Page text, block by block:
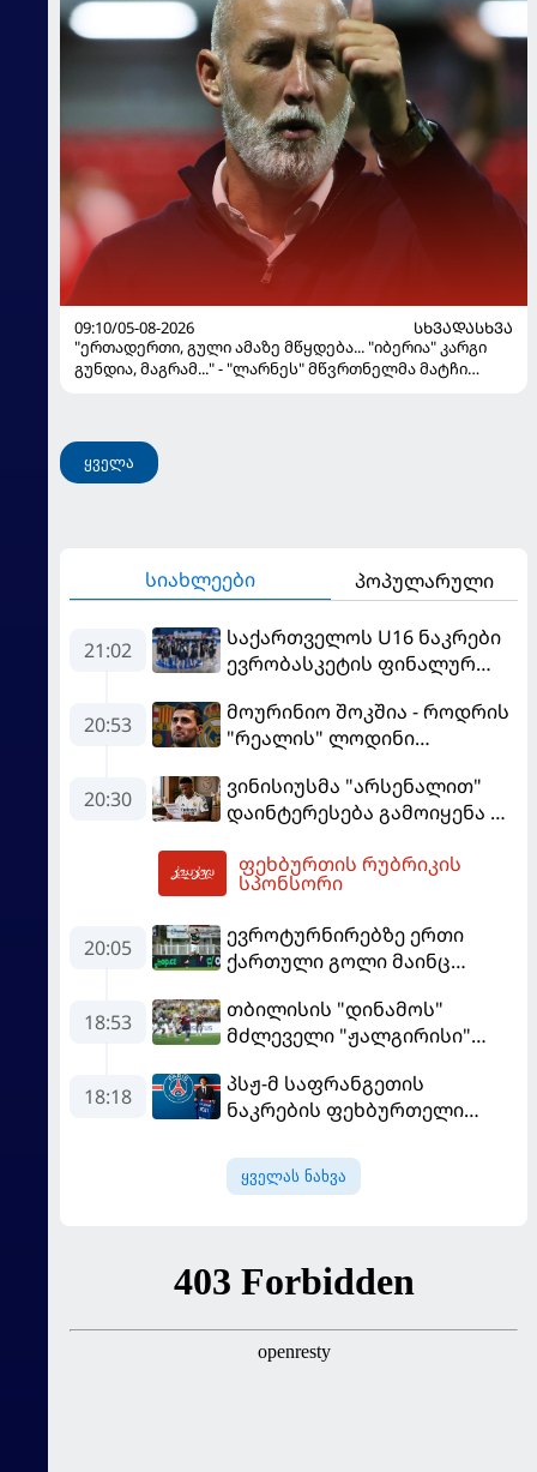
09:10/05-08-2026
ᲡᲮᲕᲐᲓᲐᲡᲮᲕᲐ
"ერთადერთი, გული ამაზე მწყდება... "იბერია" კარგი
გუნდია, მაგრამ..." - "ლარნეს" მწვრთნელმა მატჩი
ყველა
სიახლეები პოპულარული
21:02
საქართველოს U16 ნაკრები
ევრობასკეტის ფინალურ
ასპარეზობას იწყებს
20:53
მოურინიო შოკშია - როდრის
"რეალის" ლოდინი
"ბარსელონაში" გადადის
20:30
ვინისიუსმა "არსენალით"
დაინტერესება გამოიყენა და
მომგებიანად გააგრძელა
ფეხბურთის რუბრიკის
სპონსორი
20:05
ევროტურნირებზე ერთი
ქართული გოლი მაინც
18:53
თბილისის "დინამოს"
მძლეველი "ჟალგირისი"
განადგურდა
18:18
პსჟ-მ საფრანგეთის
ნაკრების ფეხბურთელი
ყველას ნახვა